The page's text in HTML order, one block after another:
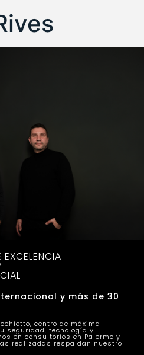
y más de 30
centro de máxima
seguridad, tecnología y
en consultorios en Palermo y
realizadas respaldan nuestro